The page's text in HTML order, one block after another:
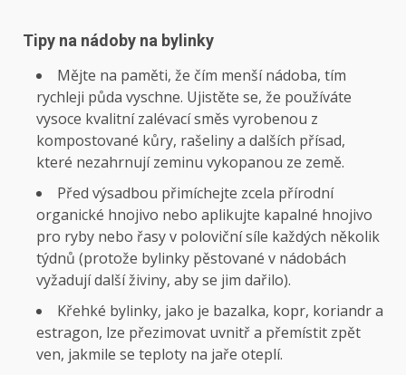
Tipy na nádoby na bylinky
Mějte na paměti, že čím menší nádoba, tím
rychleji půda vyschne. Ujistěte se, že používáte
vysoce kvalitní zalévací směs vyrobenou z
kompostované kůry, rašeliny a dalších přísad,
které nezahrnují zeminu vykopanou ze země.
Před výsadbou přimíchejte zcela přírodní
organické hnojivo nebo aplikujte kapalné hnojivo
pro ryby nebo řasy v poloviční síle každých několik
týdnů (protože bylinky pěstované v nádobách
vyžadují další živiny, aby se jim dařilo).
Křehké bylinky, jako je bazalka, kopr, koriandr a
estragon, lze přezimovat uvnitř a přemístit zpět
ven, jakmile se teploty na jaře oteplí.